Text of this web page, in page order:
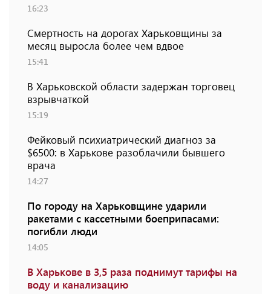
16:23
Смертность на дорогах Харьковщины за
месяц выросла более чем вдвое
15:41
В Харьковской области задержан торговец
взрывчаткой
15:19
Фейковый психиатрический диагноз за
$6500: в Харькове разоблачили бывшего
врача
14:27
По городу на Харьковщине ударили
ракетами с кассетными боеприпасами:
погибли люди
14:05
В Харькове в 3,5 раза поднимут тарифы на
воду и канализацию